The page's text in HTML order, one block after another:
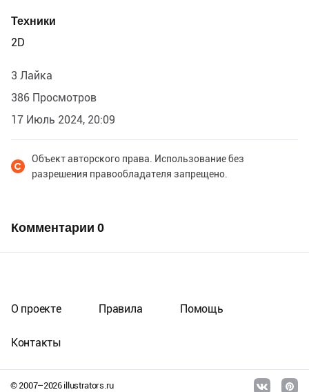
Техники
2D
3 Лайка
386 Просмотров
17 Июль 2024, 20:09
Объект авторского права. Использование без
разрешения правообладателя запрещено.
Комментарии 0
© 2007–2026illustrators.ru
О проекте Правила Помощь
Контакты